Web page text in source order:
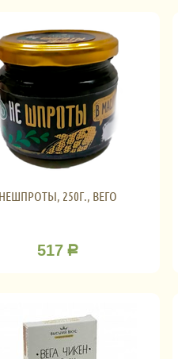
НЕШПРОТЫ, 250Г., ВЕГО
517 Р